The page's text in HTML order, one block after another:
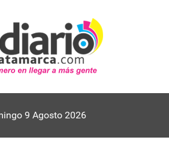
9 Agosto 2026